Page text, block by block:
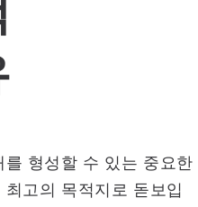
형성할 수 있는 중요한
고의 목적지로 돋보입